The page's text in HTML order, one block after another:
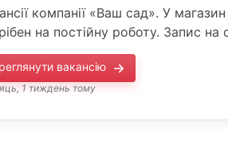
компанії «Ваш сад». У
на постійну роботу. Запис
вакансію
1 тиждень тому